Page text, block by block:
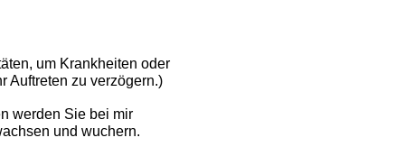
um Krankheiten oder
Auftreten zu verzögern.)
werden Sie bei mir
und wuchern.